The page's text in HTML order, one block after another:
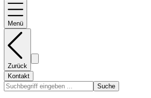
Menü
Zurück
Kontakt
Suche